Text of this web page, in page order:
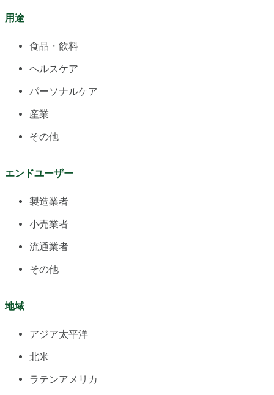
用途
食品・飲料
ヘルスケア
パーソナルケア
産業
その他
エンドユーザー
製造業者
小売業者
流通業者
その他
地域
アジア太平洋
北米
ラテンアメリカ